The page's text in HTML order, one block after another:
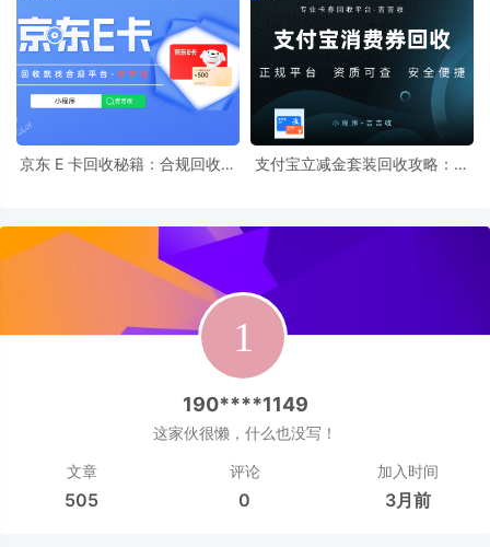
京东 E 卡回收秘籍：合规回收实
支付宝立减金套装回收攻略：实
190****1149
这家伙很懒，什么也没写！
文章
505
评论
0
加入时间
3月前